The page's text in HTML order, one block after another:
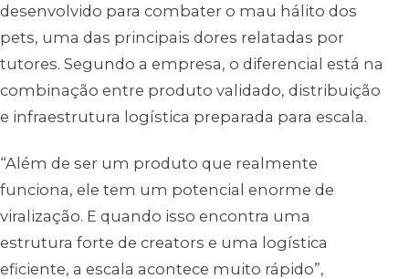
desenvolvido para combater o mau hálito dos
pets, uma das principais dores relatadas por
tutores. Segundo a empresa, o diferencial está na
combinação entre produto validado, distribuição
e infraestrutura logística preparada para escala.
“Além de ser um produto que realmente
funciona, ele tem um potencial enorme de
viralização. E quando isso encontra uma
estrutura forte de creators e uma logística
eficiente, a escala acontece muito rápido”,